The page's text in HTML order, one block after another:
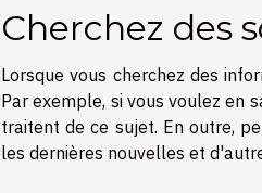
Cherchez des
Lorsque vous cherchez des
Par exemple, si vous voulez en
traitent de ce sujet. En outre,
les dernières nouvelles et